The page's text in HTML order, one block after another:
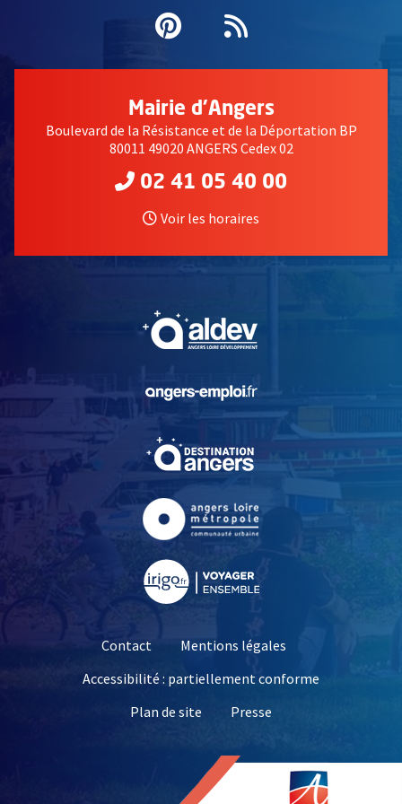
Pinterest
, Ouvre une
Flux RSS
Mairie d'Angers
Boulevard de la Résistance et de la Déportation BP
80011 49020 ANGERS Cedex 02
02 41 05 40 00
Voir les horaires
, Ouvre une nouvelle
, Ouvre une nouvelle
Contact
Mentions légales
Accessibilité : partiellement conforme
Plan de site
Presse